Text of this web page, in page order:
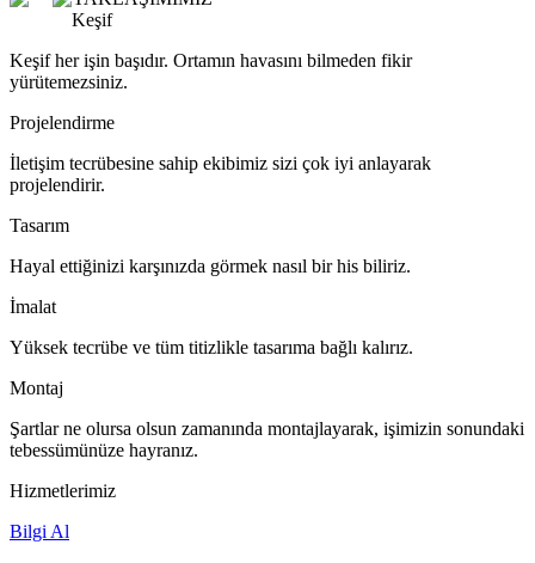
Keşif
Keşif her işin başıdır. Ortamın havasını bilmeden fikir
yürütemezsiniz.
Projelendirme
İletişim tecrübesine sahip ekibimiz sizi çok iyi anlayarak
projelendirir.
Tasarım
Hayal ettiğinizi karşınızda görmek nasıl bir his biliriz.
İmalat
Yüksek tecrübe ve tüm titizlikle tasarıma bağlı kalırız.
Montaj
Şartlar ne olursa olsun zamanında montajlayarak, işimizin sonundaki
tebessümünüze hayranız.
Hizmetlerimiz
Bilgi Al